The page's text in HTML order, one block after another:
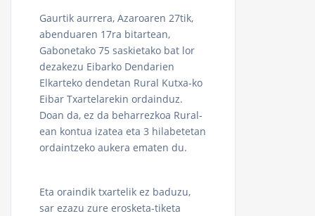
Gaurtik aurrera, Azaroaren 27tik,
abenduaren 17ra bitartean,
Gabonetako 75 saskietako bat lor
dezakezu Eibarko Dendarien
Elkarteko dendetan Rural Kutxa-ko
Eibar Txartelarekin ordainduz.
Doan da, ez da beharrezkoa Rural-
ean kontua izatea eta 3 hilabetetan
ordaintzeko aukera ematen du.
Eta oraindik txartelik ez baduzu,
sar ezazu zure erosketa-tiketa